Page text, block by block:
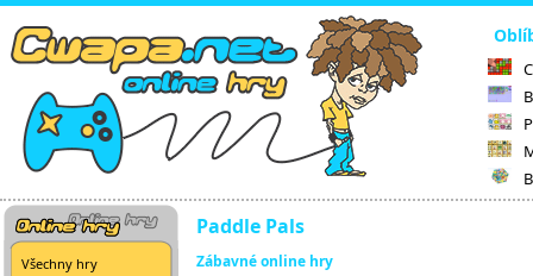
Všechny hry
Paddle Pals
Zábavné online hry